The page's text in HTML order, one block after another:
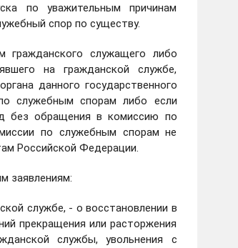
по уважительным причинам
спор по существу.
гражданского служащего либо
на гражданской службе,
данного государственного
служебным спорам либо если
без обращения в комиссию по
по служебным спорам не
Российской Федерации.
заявлениям:
службе, - о восстановлении в
прекращения или расторжения
службы, увольнения с